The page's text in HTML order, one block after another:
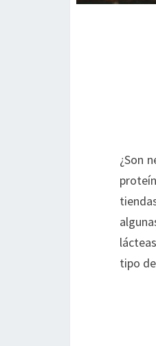
¿Son
tipo